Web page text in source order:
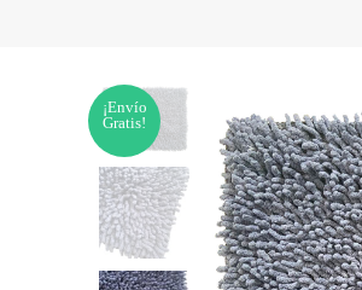
¡Envío
Gratis!